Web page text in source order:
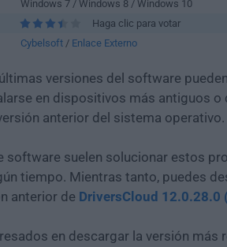
Windows 7 / Windows 8 / Windows 10
Haga clic para votar
Cybelsoft / Enlace Externo
versiones del software
en dispositivos más antiguos
anterior del sistema operativo.
software suelen solucionar estos
tiempo. Mientras tanto, puedes
anterior de DriversCloud 12.0.28.0
en descargar la versión más